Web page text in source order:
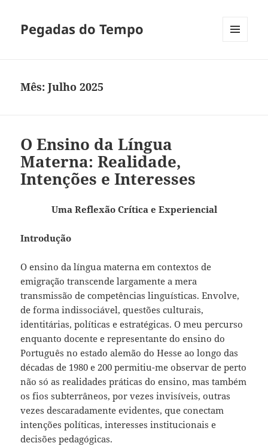
Pegadas do Tempo
Mês:Julho 2025
O Ensino da Língua
Materna: Realidade,
Intenções e Interesses
Uma Reflexão Crítica e Experiencial
Introdução
O ensino da língua materna em contextos de
emigração transcende largamente a mera
transmissão de competências linguísticas. Envolve,
de forma indissociável, questões culturais,
identitárias, políticas e estratégicas. O meu percurso
enquanto docente e representante do ensino do
Português no estado alemão do Hesse ao longo das
décadas de 1980 e 200 permitiu-me observar de perto
não só as realidades práticas do ensino, mas também
os fios subterrâneos, por vezes invisíveis, outras
vezes descaradamente evidentes, que conectam
intenções políticas, interesses institucionais e
decisões pedagógicas.